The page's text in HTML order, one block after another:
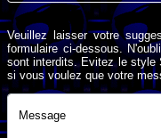
Veuillez laisser votre
formulaire ci-dessous.
sont interdits. Evitez le style
si vous voulez que votre
Message